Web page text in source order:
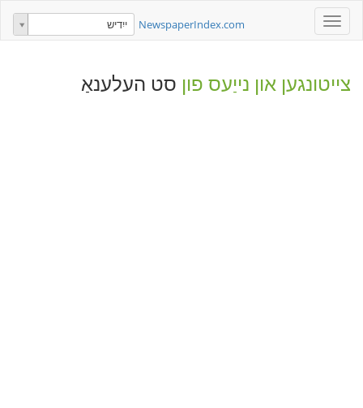
Toggle
navigation
NewspaperIndex.com ייִדיש
צייטונגען און נייַעס פון סט העלענאַ